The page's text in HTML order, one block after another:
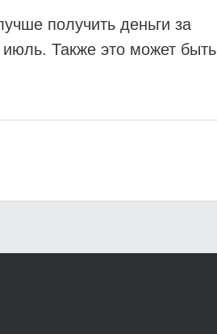
получить деньги за
Также это может быть